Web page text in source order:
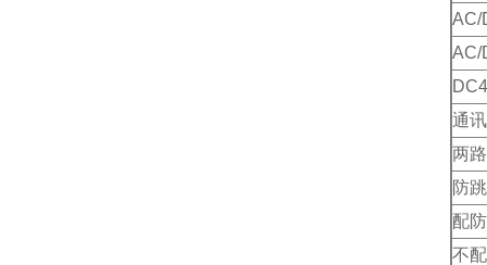
AC/
AC/
通
两
防
配
不